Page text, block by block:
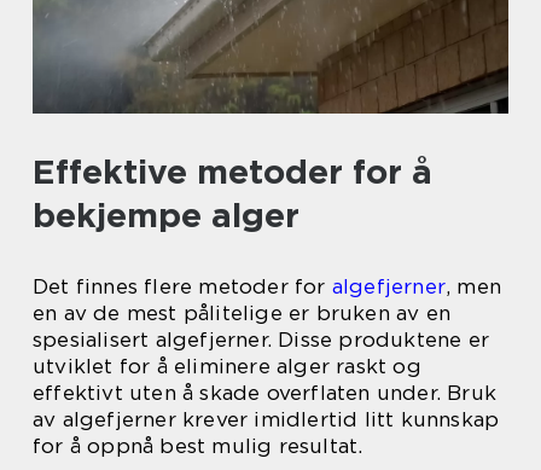
Effektive metoder for å
bekjempe alger
Det finnes flere metoder for algefjerner, men
en av de mest pålitelige er bruken av en
spesialisert algefjerner. Disse produktene er
utviklet for å eliminere alger raskt og
effektivt uten å skade overflaten under. Bruk
av algefjerner krever imidlertid litt kunnskap
for å oppnå best mulig resultat.